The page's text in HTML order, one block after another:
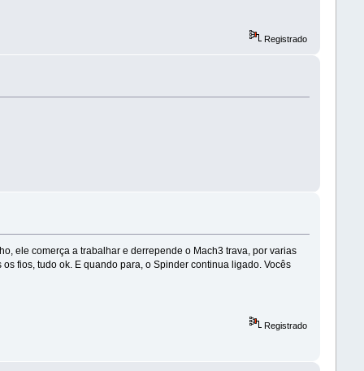
Registrado
ele comerça a trabalhar e derrepende o Mach3 trava, por varias
fios, tudo ok. E quando para, o Spinder continua ligado. Vocês
Registrado